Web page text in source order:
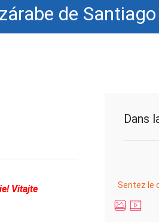
de
Vitajte
Dans
Sentez le